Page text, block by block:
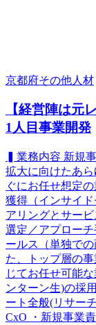
京都府その他人材
【経営陣は元
1人目事業開発
▍業務内容 新規
拡大に向けたあ
ぐにお任せ想定
獲得（インサイ
アリングとサー
選定／アプロー
ールス（単独で
た、トップ層の
じてお任せ可能
ンターン生)の採
ート全般(リサー
CxO ・新規事業